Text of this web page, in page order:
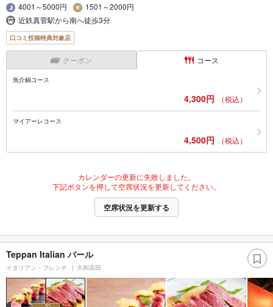
4001～5000円
1501～2000円
近鉄真菅駅から南へ徒歩3分
口コミ投稿特典対象店
クーポン コース
魚介鍋コース
4,300円 （税込）
マイアーレコース
4,500円 （税込）
カレンダーの更新に失敗しました。
下記ボタンを押して空席状況を更新してください。
空席状況を更新する
Teppan Italian バール
イタリアン・フレンチ 大和高田